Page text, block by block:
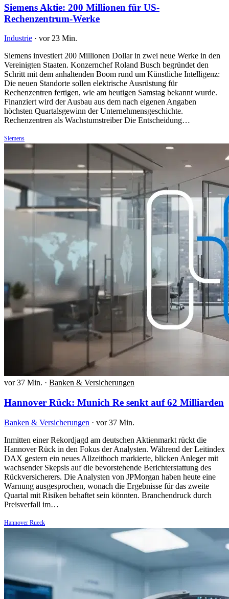
Siemens Aktie: 200 Millionen für US-
Rechenzentrum-Werke
Industrie · vor 23 Min.
Siemens investiert 200 Millionen Dollar in zwei neue Werke in den
Vereinigten Staaten. Konzernchef Roland Busch begründet den
Schritt mit dem anhaltenden Boom rund um Künstliche Intelligenz:
Die neuen Standorte sollen elektrische Ausrüstung für
Rechenzentren fertigen, wie am heutigen Samstag bekannt wurde.
Finanziert wird der Ausbau aus dem nach eigenen Angaben
höchsten Quartalsgewinn der Unternehmensgeschichte.
Rechenzentren als Wachstumstreiber Die Entscheidung…
Siemens
vor 37 Min. · Banken & Versicherungen
Hannover Rück: Munich Re senkt auf 62 Milliarden
Banken & Versicherungen · vor 37 Min.
Inmitten einer Rekordjagd am deutschen Aktienmarkt rückt die
Hannover Rück in den Fokus der Analysten. Während der Leitindex
DAX gestern ein neues Allzeithoch markierte, blicken Anleger mit
wachsender Skepsis auf die bevorstehende Berichterstattung des
Rückversicherers. Die Analysten von JPMorgan haben heute eine
Warnung ausgesprochen, wonach die Ergebnisse für das zweite
Quartal mit Risiken behaftet sein könnten. Branchendruck durch
Preisverfall im…
Hannover Rueck